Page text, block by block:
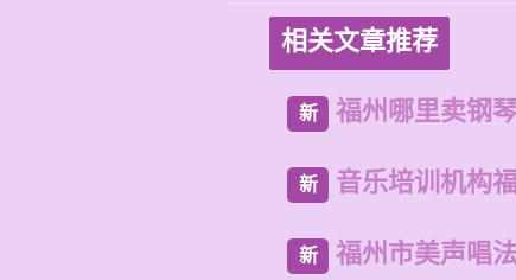
相关文章推荐
新 福州哪里卖钢
新 音乐培训机构
新 福州市美声唱